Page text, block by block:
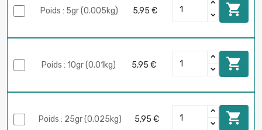
Poids : 5gr (0.005kg) 5,95 € 
Poids : 10gr (0.01kg) 5,95 € 
Poids : 25gr (0.025kg) 5,95 € 